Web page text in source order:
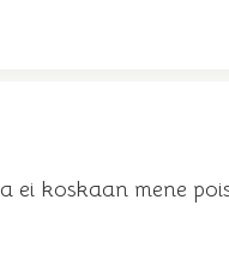
ei koskaan mene